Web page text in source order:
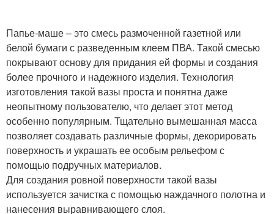
Папье-маше – это смесь размоченной газетной или
белой бумаги с разведенным клеем ПВА. Такой смесью
покрывают основу для придания ей формы и создания
более прочного и надежного изделия. Технология
изготовления такой вазы проста и понятна даже
неопытному пользователю, что делает этот метод
особенно популярным. Тщательно вымешанная масса
позволяет создавать различные формы, декорировать
поверхность и украшать ее особым рельефом с
помощью подручных материалов.
Для создания ровной поверхности такой вазы
используется зачистка с помощью наждачного полотна и
нанесения выравнивающего слоя.